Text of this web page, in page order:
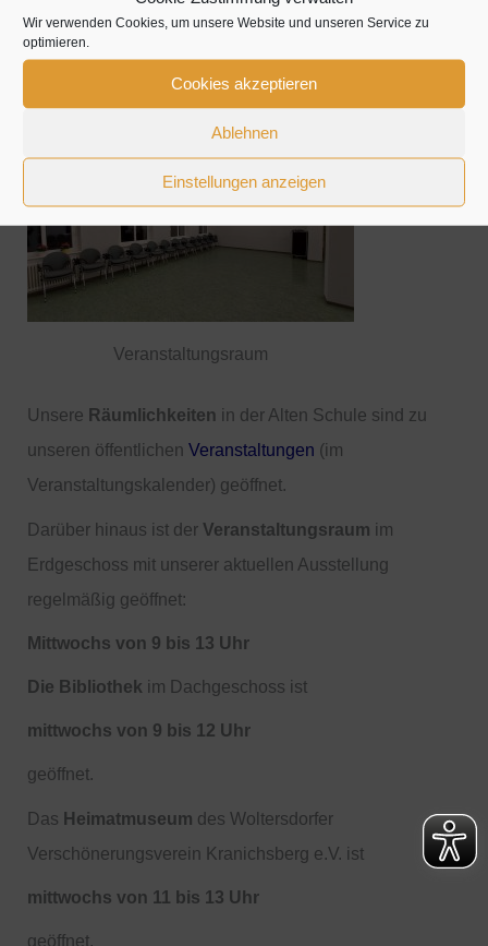
Wir verwenden Cookies, um unsere Website und unseren Service zu
optimieren.
Cookies akzeptieren
Ablehnen
Einstellungen anzeigen
Öffnungszeiten und Räumlichkeiten
Veranstaltungsraum
Unsere Räumlichkeiten in der Alten Schule sind zu
unseren öffentlichenVeranstaltungen (im
Veranstaltungskalender) geöffnet.
Darüber hinaus ist derVeranstaltungsraum im
Erdgeschoss mit unserer aktuellen Ausstellung
regelmäßig geöffnet:
Mittwochs von 9 bis 13 Uhr
Die Bibliothek im Dachgeschoss ist
mittwochs von 9 bis 12 Uhr
geöffnet.
Das Heimatmuseum des Woltersdorfer
Verschönerungsverein Kranichsberg e.V. ist
mittwochs von 11 bis 13 Uhr
geöffnet.